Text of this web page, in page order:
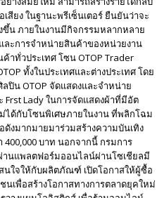
ยง ในฐานะพรีเซ็นเตอร์ ยืนยันว่าจะ
ขึ้น ภายในงานมีกิจกรรมหลากหลาย
ละการจำหน่ายสินค้าของหน่วยงาน
าทั่วประเทศ โซน OTOP Trader
ทั้งในประเทศและต่างประเทศ โดย
ปิน OTOP จัดแสดงและจำหน่าย
Lady ในการจัดแสดงผ้าที่มีอัต
ด้กับโซนพิเศษภายในงาน ที่พลิกโฉม
งมากมายมาร่วมสร้างความบันเทิง
บาท นอกจากนี้ กรมการ
านแพลตฟอร์มออนไลน์ผ่านโซเชียลมี
นใจให้กับผลิตภัณฑ์ เปิดโอกาสให้ผู้ซื้อ
เพื่อสร้างโอกาสทางการตลาดยุคใหม่